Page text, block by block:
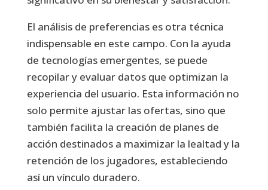
El análisis de preferencias es otra técnica
indispensable en este campo. Con la ayuda
de tecnologías emergentes, se puede
recopilar y evaluar datos que optimizan la
experiencia del usuario. Esta información no
solo permite ajustar las ofertas, sino que
también facilita la creación de planes de
acción destinados a maximizar la lealtad y la
retención de los jugadores, estableciendo
así un vínculo duradero.